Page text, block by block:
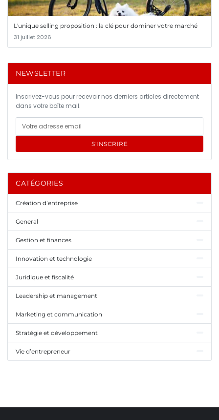
L'unique selling proposition : la clé pour dominer votre marché
31 juillet 2026
NEWSLETTER
Inscrivez-vous pour recevoir nos derniers articles directement
dans votre boîte mail.
S'INSCRIRE
CATÉGORIES
Création d’entreprise
General
Gestion et finances
Innovation et technologie
Juridique et fiscalité
Leadership et management
Marketing et communication
Stratégie et développement
Vie d’entrepreneur